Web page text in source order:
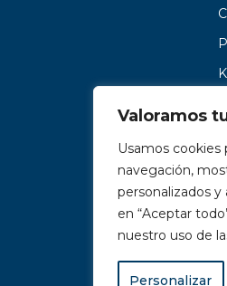
Valoramos
Usamos cookies
navegación,
personalizados y
en “Aceptar
nuestro uso de
Personalizar